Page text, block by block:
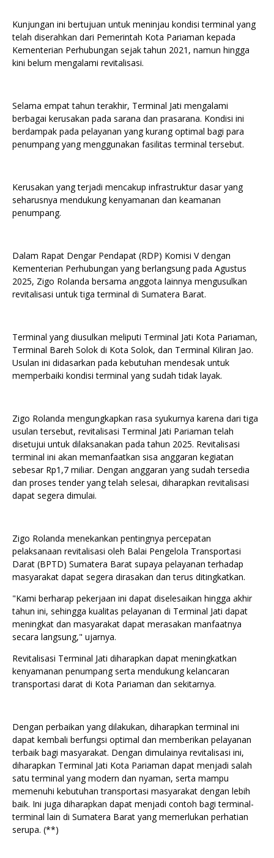
Kunjungan ini bertujuan untuk meninjau kondisi terminal yang
telah diserahkan dari Pemerintah Kota Pariaman kepada
Kementerian Perhubungan sejak tahun 2021, namun hingga
kini belum mengalami revitalisasi.
Selama empat tahun terakhir, Terminal Jati mengalami
berbagai kerusakan pada sarana dan prasarana. Kondisi ini
berdampak pada pelayanan yang kurang optimal bagi para
penumpang yang menggunakan fasilitas terminal tersebut.
Kerusakan yang terjadi mencakup infrastruktur dasar yang
seharusnya mendukung kenyamanan dan keamanan
penumpang.
Dalam Rapat Dengar Pendapat (RDP) Komisi V dengan
Kementerian Perhubungan yang berlangsung pada Agustus
2025, Zigo Rolanda bersama anggota lainnya mengusulkan
revitalisasi untuk tiga terminal di Sumatera Barat.
Terminal yang diusulkan meliputi Terminal Jati Kota Pariaman,
Terminal Bareh Solok di Kota Solok, dan Terminal Kiliran Jao.
Usulan ini didasarkan pada kebutuhan mendesak untuk
memperbaiki kondisi terminal yang sudah tidak layak.
Zigo Rolanda mengungkapkan rasa syukurnya karena dari tiga
usulan tersebut, revitalisasi Terminal Jati Pariaman telah
disetujui untuk dilaksanakan pada tahun 2025. Revitalisasi
terminal ini akan memanfaatkan sisa anggaran kegiatan
sebesar Rp1,7 miliar. Dengan anggaran yang sudah tersedia
dan proses tender yang telah selesai, diharapkan revitalisasi
dapat segera dimulai.
Zigo Rolanda menekankan pentingnya percepatan
pelaksanaan revitalisasi oleh Balai Pengelola Transportasi
Darat (BPTD) Sumatera Barat supaya pelayanan terhadap
masyarakat dapat segera dirasakan dan terus ditingkatkan.
"Kami berharap pekerjaan ini dapat diselesaikan hingga akhir
tahun ini, sehingga kualitas pelayanan di Terminal Jati dapat
meningkat dan masyarakat dapat merasakan manfaatnya
secara langsung," ujarnya.
Revitalisasi Terminal Jati diharapkan dapat meningkatkan
kenyamanan penumpang serta mendukung kelancaran
transportasi darat di Kota Pariaman dan sekitarnya.
Dengan perbaikan yang dilakukan, diharapkan terminal ini
dapat kembali berfungsi optimal dan memberikan pelayanan
terbaik bagi masyarakat. Dengan dimulainya revitalisasi ini,
diharapkan Terminal Jati Kota Pariaman dapat menjadi salah
satu terminal yang modern dan nyaman, serta mampu
memenuhi kebutuhan transportasi masyarakat dengan lebih
baik. Ini juga diharapkan dapat menjadi contoh bagi terminal-
terminal lain di Sumatera Barat yang memerlukan perhatian
serupa. (**)